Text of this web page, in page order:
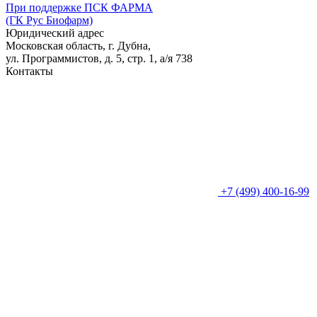
При поддержке ПСК ФАРМА
(ГК Рус Биофарм)
Юридический адрес
Московская область, г. Дубна,
ул. Программистов, д. 5, стр. 1, а/я 738
Контакты
+7 (499) 400-16-99